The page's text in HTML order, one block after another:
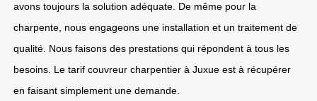
avons toujours la solution adéquate. De même pour la
charpente, nous engageons une installation et un traitement de
qualité. Nous faisons des prestations qui répondent à tous les
besoins. Le tarif couvreur charpentier à Juxue est à récupérer
en faisant simplement une demande.